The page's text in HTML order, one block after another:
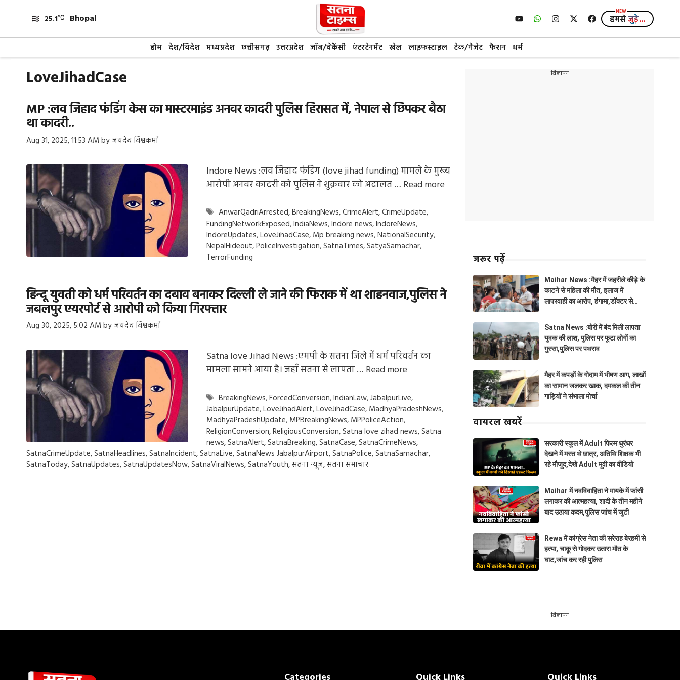
content
25.1 Bhopal हमसेजुड़े...
होम देश/विदेश मध्यप्रदेश छत्तीसगढ़ उत्तरप्रदेश जॉब/वेकैंसी एंटरटेनमेंट खेल लाइफस्टाइल टेक/गैजेट फैशन धर्म
LoveJihadCase
MP :लव जिहाद फंडिंग केस का मास्टरमाइंड अनवर कादरी पुलिस हिरासत में, नेपाल से छिपकर बैठा
था कादरी..
Aug 31, 2025, 11:53 AM byजयदेव विश्वकर्मा
Indore News :लव जिहाद फंडिंग (love jihad funding) मामले के मुख्य
आरोपी अनवर कादरी को पुलिस ने शुक्रवार को अदालत … Read more
Tags
AnwarQadriArrested,BreakingNews,CrimeAlert,CrimeUpdate,
FundingNetworkExposed,IndiaNews,Indore news,IndoreNews,
IndoreUpdates,LoveJihadCase, Mp breaking news,NationalSecurity,
NepalHideout,PoliceInvestigation,SatnaTimes,SatyaSamachar,
TerrorFunding
हिन्दू युवती को धर्म परिवर्तन का दबाव बनाकर दिल्ली ले जाने की फिराक में था शाहनवाज,पुलिस ने
जबलपुर एयरपोर्ट से आरोपी को किया गिरफ्तार
Aug 30, 2025, 5:02 AM byजयदेव विश्वकर्मा
Satna love Jihad News :एमपी के सतना जिले में धर्म परिवर्तन का
मामला सामने आया है। जहाँ सतना से लापता … Read more
Tags
BreakingNews,ForcedConversion,IndianLaw,JabalpurLive,
JabalpurUpdate,LoveJihadAlert,LoveJihadCase, MadhyaPradeshNews,
MadhyaPradeshUpdate, MPBreakingNews, MPPoliceAction,
ReligionConversion,ReligiousConversion,Satna love zihad news,Satna
news,SatnaAlert,SatnaBreaking,SatnaCase,SatnaCrimeNews,
SatnaCrimeUpdate,SatnaHeadlines,SatnaIncident,SatnaLive,SatnaNews JabalpurAirport,SatnaPolice,SatnaSamachar,
SatnaToday,SatnaUpdates,SatnaUpdatesNow,SatnaViralNews,SatnaYouth,सतना न्यूज,सतना समाचार
विज्ञापन
जरूर पढ़ें
Maihar News :मैहर में जहरीले कीड़े के
काटने से महिला की मौत, इलाज में
लापरवाही का आरोप, हंगामा,डॉक्टर से
Satna News :बोरी में बंद मिली लापता
युवक की लाश, पुलिस पर फूटा लोगों का
गुस्सा,पुलिस पर पथराव
मैहर में कपड़ों के गोदाम में भीषण आग, लाखों
का सामान जलकर खाक, दमकल की तीन
गाड़ियों ने संभाला मोर्चा
वायरल खबरें
सरकारी स्कूल में Adult फिल्म धुरंधर
देखने में मस्त थे छात्र, अतिथि शिक्षक भी
रहे मौजूद,देखे Adult मूवी का वीडियो
Maihar में नवविवाहिता ने मायके में फांसी
लगाकर की आत्महत्या, शादी के तीन महीने
बाद उठाया कदम,पुलिस जांच में जुटी
Rewa में कांग्रेस नेता की सरेराह बेरहमी से
हत्या, चाकू से गोदकर उतारा मौत के
घाट,जांच कर रही पुलिस
विज्ञापन